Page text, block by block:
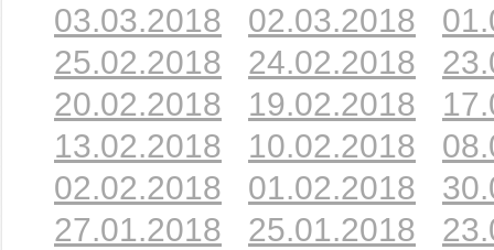
03.03.2018
02.03.2018
25.02.2018
24.02.2018
20.02.2018
19.02.2018
13.02.2018
10.02.2018
02.02.2018
01.02.2018
27.01.2018
25.01.2018